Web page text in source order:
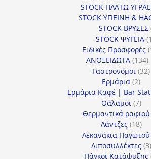
STOCK ΠΛΑΤΩ
STOCK ΥΓΙΕΙΝΗ &
STOCK ΒΡΥΣΕΣ
STOCK ΨΥΓΕΙΑ 1
Ειδικές Προσφορές
ΑΝΟΞΕΙΔΩΤΑ 134
Γαστρονόμοι 3232
Ερμάρια 22
Ερμάρια Καφέ | Bar
Θάλαμοι 77
Θερμαντικά ραφιού
Λάντζες 1818
Λεκανάκια Παγωτού
Λιποσυλλέκτες 33
Πάγκοι Κατάψυξης